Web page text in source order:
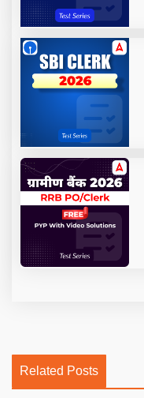
Related Posts